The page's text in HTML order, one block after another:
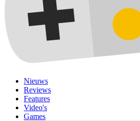
Nieuws
Reviews
Features
Video's
Games